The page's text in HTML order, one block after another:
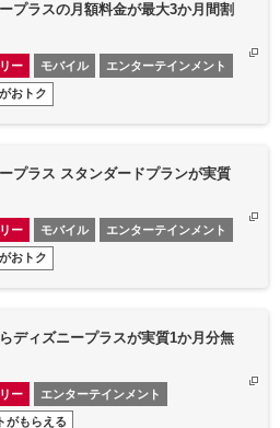
プラスの月額料金が最大3か月間割
ー モバイル エンターテインメント
おトク
プラス スタンダードプランが実質
ー モバイル エンターテインメント
おトク
らディズニープラスが実質1か月分無
ー エンターテインメント
がもらえる